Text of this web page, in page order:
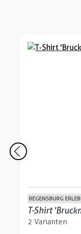
REGENSBURG
T-Shirt
2 Varianten